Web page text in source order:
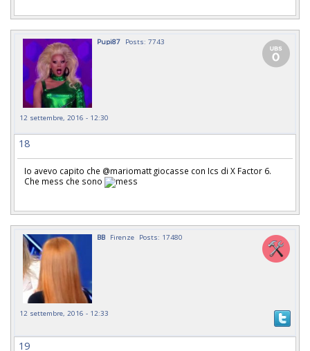
Pupi87 Posts: 7743
12 settembre, 2016 - 12:30
18
Io avevo capito che @mariomatt giocasse con Ics di X Factor 6.
Che mess che sono
BB Firenze Posts: 17480
12 settembre, 2016 - 12:33
19